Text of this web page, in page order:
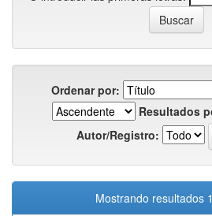
Ordenar por:
Resultados
Autor/Registro:
Mostrando resultados